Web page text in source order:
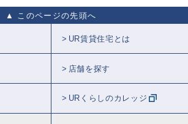
このページの先頭へ
UR賃貸住宅とは
店舗を探す
URくらしのカレッジ